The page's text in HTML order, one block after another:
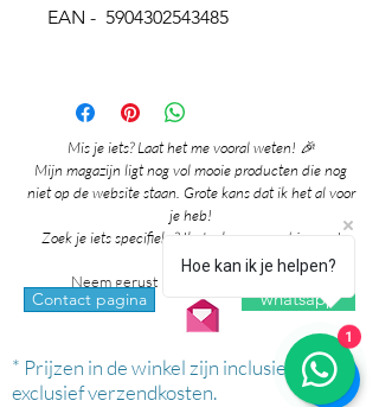
EAN - 5904302543485
Mis je iets? Laat het me vooral weten! 🎉
Mijn magazijn ligt nog vol mooie producten die nog
niet op de website staan. Grote kans dat ik het al voor
je heb!
Zoek je iets specifieks? Ik denk graag met je mee!
Neem gerust contact met me op via:
Contact pagina whatsapp
* Prijzen in de winkel zijn inclusief btw en
exclusief verzendkosten.
Hoe kan ik je helpen?
1